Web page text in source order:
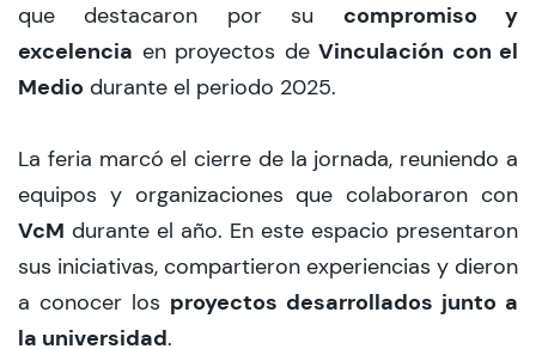
que destacaron por su compromiso y
excelencia en proyectos de Vinculación con el
Medio durante el periodo 2025.
La feria marcó el cierre de la jornada, reuniendo a
equipos y organizaciones que colaboraron con
VcM durante el año. En este espacio presentaron
sus iniciativas, compartieron experiencias y dieron
a conocer los proyectos desarrollados junto a
la universidad.